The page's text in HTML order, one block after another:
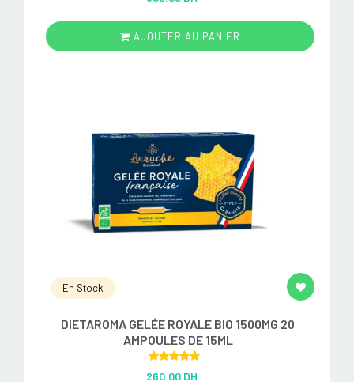
AJOUTER AU PANIER
En Stock
DIETAROMA GELÉE ROYALE BIO 1500MG 20
AMPOULES DE 15ML
260.00 DH